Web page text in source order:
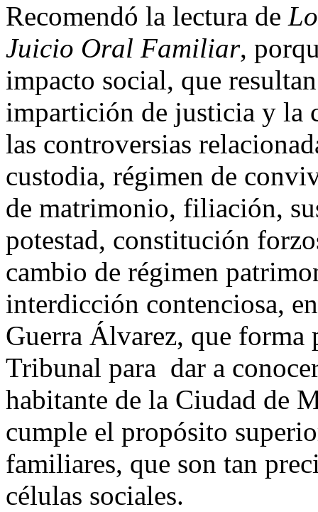
Recomendó la lectura de
Juicio Oral Familiar,
impacto social, que
impartición de justicia y la
las controversias
custodia, régimen de
de matrimonio, filiación,
potestad, constitución
cambio de régimen
interdicción contenciosa,
Guerra Álvarez, que forma
Tribunal para dar a
habitante de la Ciudad de
cumple el propósito
familiares, que son tan
células sociales.